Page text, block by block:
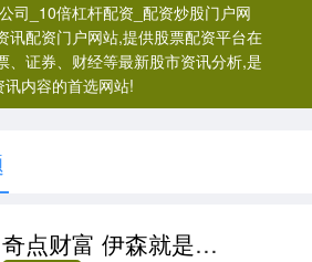
司_10倍杠杆配资_配资炒股门户网
讯配资门户网站,提供股票配资平台在
、证券、财经等最新股市资讯分析,是
内容的首选网站!
奇点财富 伊森就是火箭挣扎的原因! 美球迷: 特雷·杨还没比赛就被驱逐了